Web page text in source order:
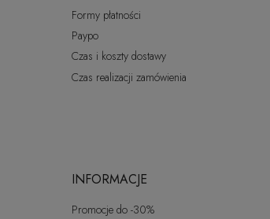
Formy płatności
Paypo
Czas i koszty dostawy
Czas realizacji zamówienia
INFORMACJE
Promocje do -30%